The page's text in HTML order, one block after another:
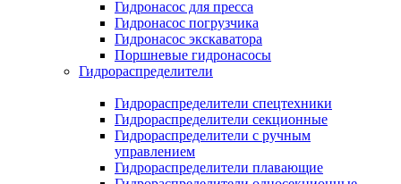
Гидронасос для пресса
Гидронасос погрузчика
Гидронасос экскаватора
Поршневые гидронасосы
Гидрораспределители
Гидрораспределители спецтехники
Гидрораспределители секционные
Гидрораспределители с ручным
управлением
Гидрораспределители плавающие